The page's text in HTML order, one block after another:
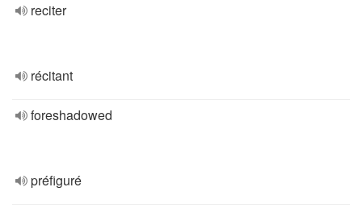
reciter
récitant
foreshadowed
préfiguré